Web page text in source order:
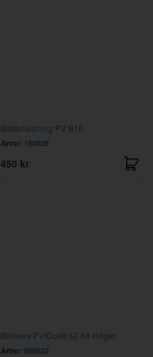
Batteriledning PV B16
Artnr: 190828
450 kr
Blinkers PV/Duett 62-68 Höger
Artnr: 666632